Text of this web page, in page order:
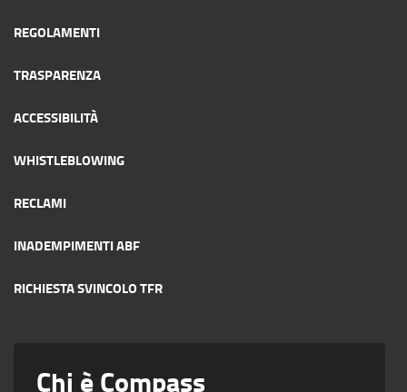
REGOLAMENTI
TRASPARENZA
ACCESSIBILITÀ
WHISTLEBLOWING
RECLAMI
INADEMPIMENTI ABF
RICHIESTA SVINCOLO TFR
Chi è Compass